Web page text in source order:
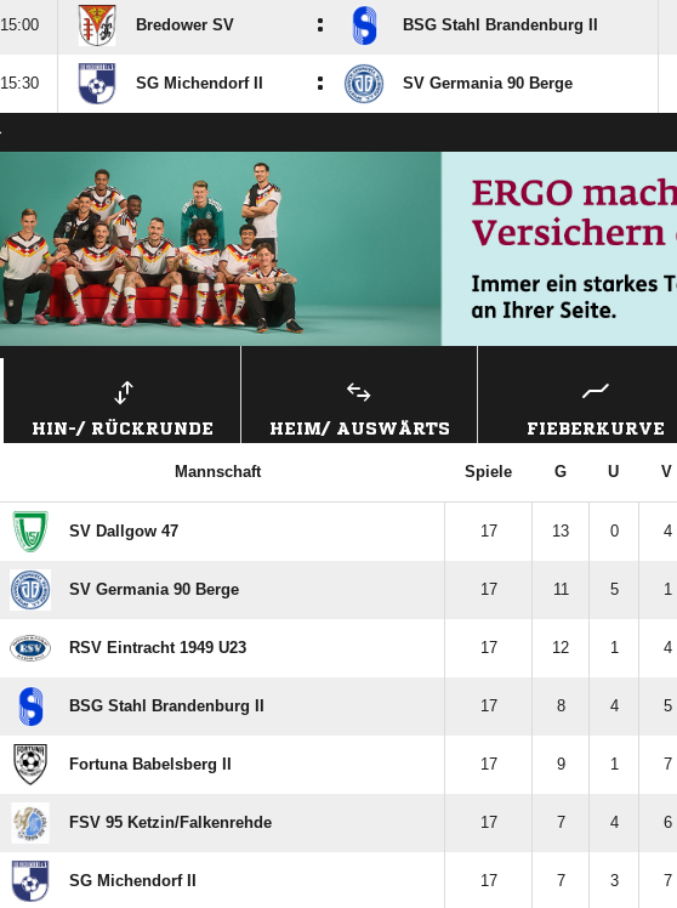
 Bredower SV : BSG Stahl Brandenburg II
 SG Michendorf II : SV Germania 90 Berge
HIN-/ RÜCKRUNDE HEIM/ AUSWÄRTS FIEBERKURVE
Mannschaft Spiele G U V
SV Dallgow 47 17 13 0 4
SV Germania 90 Berge 17 11 5 1
RSV Eintracht 1949 U23 17 12 1 4
BSG Stahl Brandenburg II 17 8 4 5
Fortuna Babelsberg II 17 9 1 7
FSV 95 Ketzin/​Falkenrehde 17 7 4 6
SG Michendorf II 17 7 3 7